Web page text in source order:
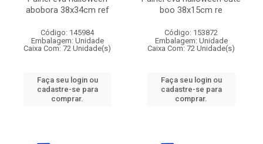
abobora 38x34cm ref
Código: 145984
Embalagem: Unidade
Caixa Com: 72 Unidade(s)
Faça seu login ou
cadastre-se para
comprar.
boo 38x15cm re
Código: 153872
Embalagem: Unidade
Caixa Com: 72 Unidade(s)
Faça seu login ou
cadastre-se para
comprar.